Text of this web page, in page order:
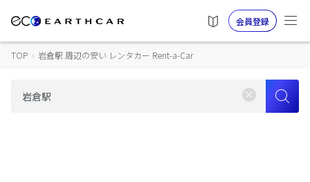
会員登録
TOP › 岩倉駅 周辺の安い レンタカー Rent-a-Car